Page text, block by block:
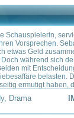
Filmstars
der
indem er in
Erfolg
Die Träume, zu
drohen sie nun
IMDb: 8.7 / 10